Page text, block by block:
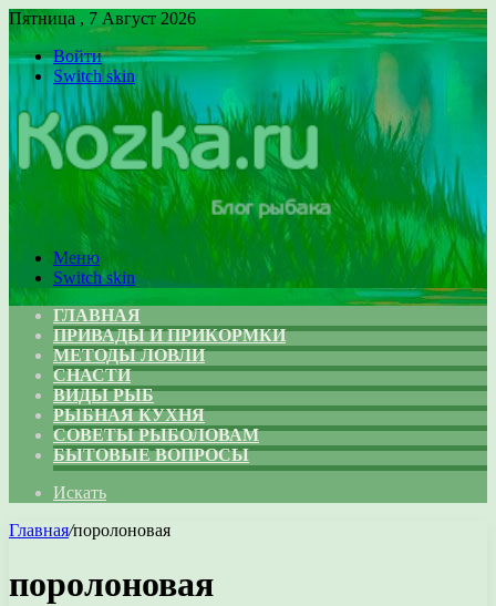
Пятница , 7 Август 2026
Войти
Switch skin
Меню
Switch skin
ГЛАВНАЯ
ПРИВАДЫ И ПРИКОРМКИ
МЕТОДЫ ЛОВЛИ
СНАСТИ
ВИДЫ РЫБ
РЫБНАЯ КУХНЯ
СОВЕТЫ РЫБОЛОВАМ
БЫТОВЫЕ ВОПРОСЫ
Искать
Главная/поролоновая
поролоновая